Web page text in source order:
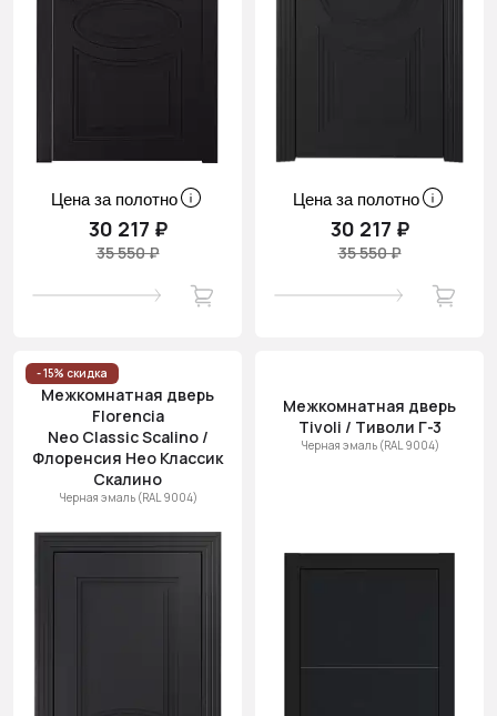
Цена за полотно
30 217 ₽
35 550 ₽
Цена за полотно
30 217 ₽
35 550 ₽
- 15% скидка
Межкомнатная дверь
Florencia
Neo Classic Scalino /
Флоренсия Нео Классик
Скалино
Черная эмаль (RAL 9004)
Межкомнатная дверь
Tivoli / Тиволи Г-3
Черная эмаль (RAL 9004)